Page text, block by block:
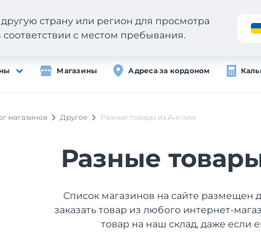
Магазины Адреса за кордоном
страну или регион для просмотра
соответствии с местом пребывания.
магазинов Другое Разные товары из Англии
Разные
Список магазинов на сайте
заказать товар из любого интернет-
товар на наш склад, даже если